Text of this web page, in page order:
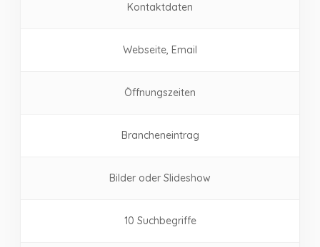
Kontaktdaten
Webseite, Email
Öffnungszeiten
Brancheneintrag
Bilder oder Slideshow
10 Suchbegriffe